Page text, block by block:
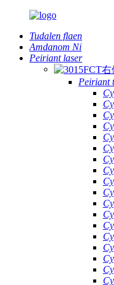
Tudalen flaen
Amdanom Ni
Peiriant laser
Peiriant